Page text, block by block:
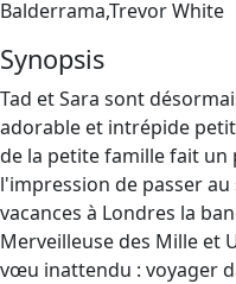
Balderrama,Trevor White
Synopsis
Tad et Sara sont
adorable et intrépide
de la petite famille fait un
l'impression de passer
vacances à Londres la
Merveilleuse des Mille et
vœu inattendu : voyager